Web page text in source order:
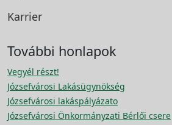
Karrier
További honlapok
Vegyél részt!
Józsefvárosi Lakásügynökség
Józsefvárosi lakáspályázato
Józsefvárosi Önkormányzati Bérlői csere